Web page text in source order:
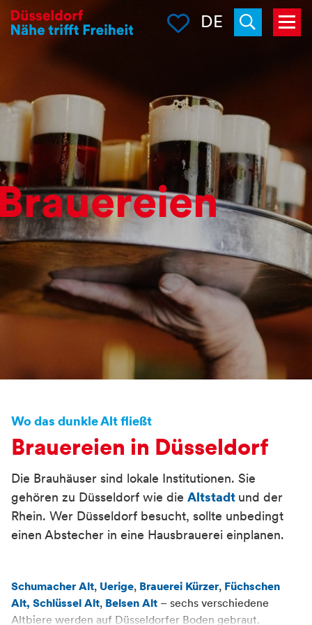
Menü
Merkliste
DE
Wo das dunkle Alt fließt
Brauereien in Düsseldorf
Die Brauhäuser sind lokale Institutionen. Sie
gehören zu Düsseldorf wie die Altstadt und der
Rhein. Wer Düsseldorf besucht, sollte unbedingt
einen Abstecher in eine Hausbrauerei einplanen.
Container
Schumacher Alt, Uerige, Brauerei Kürzer, Füchschen
Alt, Schlüssel Alt, Belsen Alt – sechs verschiedene
Altbiere werden auf Düsseldorfer Boden gebraut.